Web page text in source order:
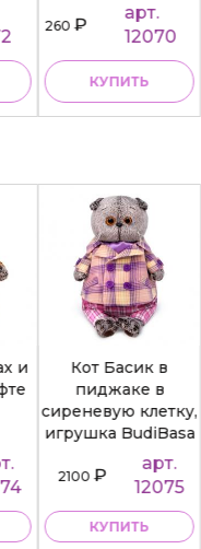
260₽
арт.
12070
КУПИТЬ
и
Кот Басик в
пиджаке в
сиреневую клетку,
игрушка BudiBasa
2100₽
арт.
12075
КУПИТЬ